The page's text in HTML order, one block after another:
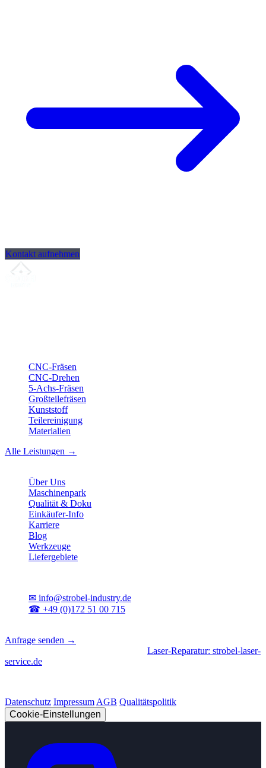
Kontakt aufnehmen
CNC-Fräsen
CNC-Drehen
5-Achs-Fräsen
Großteilefräsen
Kunststoff
Teilereinigung
Materialien
Alle Leistungen →
Über Uns
Maschinenpark
Qualität & Doku
Einkäufer-Info
Karriere
Blog
Werkzeuge
Liefergebiete
✉ info@strobel-industry.de
☎ +49 (0)172 51 00 715
Anfrage senden →
Laser-Reparatur: strobel-laser-
service.de
Datenschutz ImpressumAGB Qualitätspolitik
Cookie-Einstellungen